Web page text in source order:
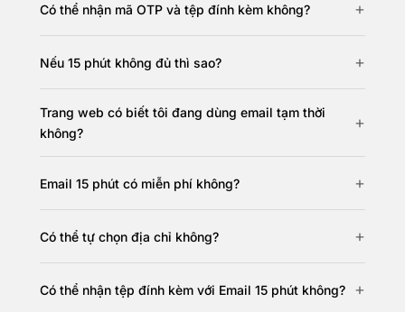
Có thể nhận mã OTP và tệp đính kèm không?
Nếu 15 phút không đủ thì sao?
Trang web có biết tôi đang dùng email tạm thời
không?
Email 15 phút có miễn phí không?
Có thể tự chọn địa chỉ không?
Có thể nhận tệp đính kèm với Email 15 phút không?